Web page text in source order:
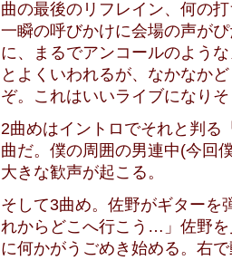
曲の最後のリフレイン、何の
一瞬の呼びかけに会場の声が
に、まるでアンコールのよう
とよくいわれるが、なかなか
ぞ。これはいいライブになり
2曲めはイントロでそれと判る
曲だ。僕の周囲の男連中(今回
大きな歓声が起こる。
そして3曲め。佐野がギターを
れからどこへ行こう…」佐野
に何かがうごめき始める。右